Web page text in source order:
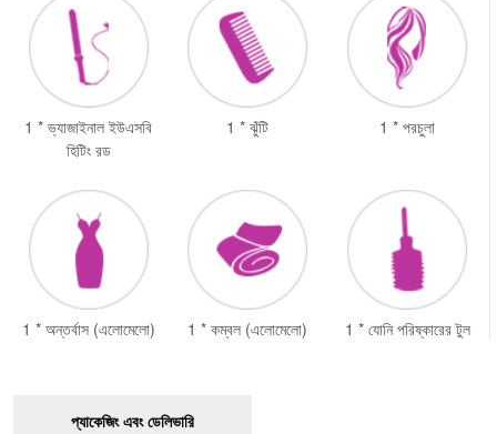
1 * ভ্যাজাইনাল ইউএসবি
হিটিং রড
1 * ঝুঁটি 1 * পরচুলা
1 * অন্তর্বাস (এলোমেলো) 1 * কম্বল (এলোমেলো) 1 * যোনি পরিষ্কারের টুল
প্যাকেজিং এবং ডেলিভারি